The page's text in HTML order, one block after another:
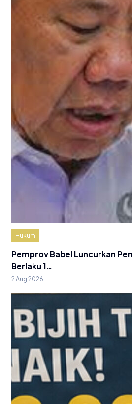
Hukum
Pemprov Babel Luncurkan
Berlaku 1…
2 Aug 2026